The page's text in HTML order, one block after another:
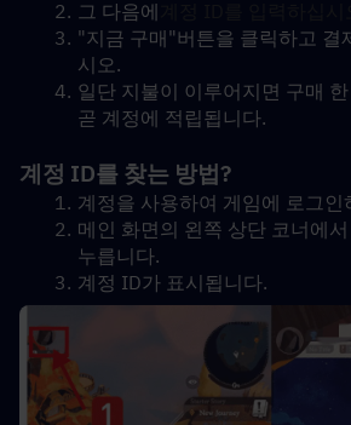
그 다음에
"지금 구매"버튼을 클릭하고 결
시오.
일단 지불이 이루어지면 구매
곧 계정에 적립됩니다.
계정 ID를 찾는 방법?
계정을 사용하여 게임에 로그인
메인 화면의 왼쪽 상단 코너에
누릅니다.
계정 ID가 표시됩니다.